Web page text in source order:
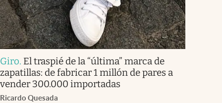
Giro. El traspié de la “última” marca de
zapatillas: de fabricar 1 millón de pares a
vender 300.000 importadas
Ricardo Quesada